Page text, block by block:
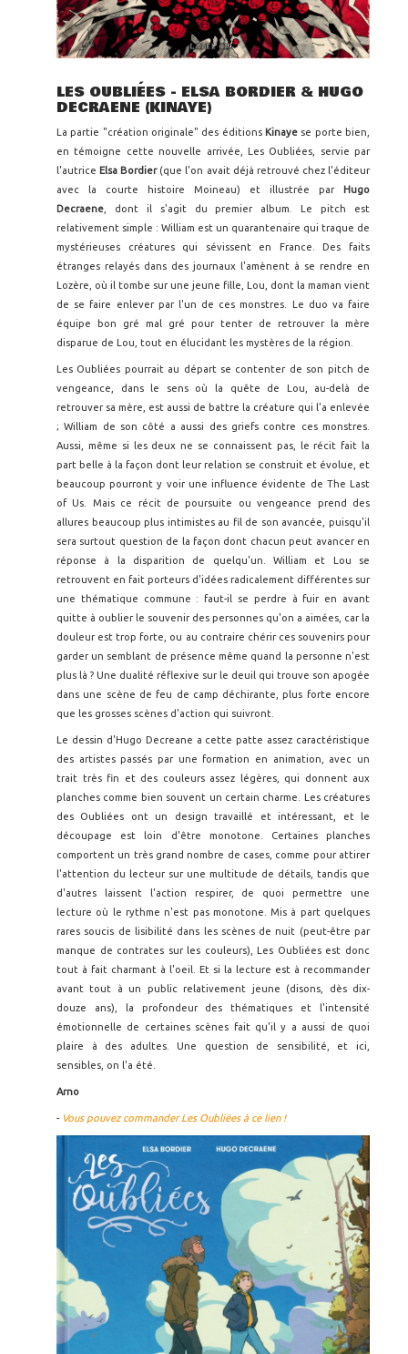
LES OUBLIÉES - ELSA BORDIER & HUGO
DECRAENE (KINAYE)
La partie "création originale" des éditions Kinaye se porte bien,
en témoigne cette nouvelle arrivée, Les Oubliées, servie par
l'autrice Elsa Bordier (que l'on avait déjà retrouvé chez l'éditeur
avec la courte histoire Moineau) et illustrée par
Hugo
Decraene , dont il s'agit du premier album. Le pitch est
relativement simple : William est un quarantenaire qui traque de
mystérieuses créatures qui sévissent en France. Des faits
étranges relayés dans des journaux l'amènent à se rendre en
Lozère, où il tombe sur une jeune fille, Lou, dont la maman vient
de se faire enlever par l'un de ces monstres. Le duo va faire
équipe bon gré mal gré pour tenter de retrouver la mère
disparue de Lou, tout en élucidant les mystères de la région.
Les Oubliées pourrait au départ se contenter de son pitch de
vengeance, dans le sens où la quête de Lou, au-delà de
retrouver sa mère, est aussi de battre la créature qui l'a enlevée
; William de son côté a aussi des griefs contre ces monstres.
Aussi, même si les deux ne se connaissent pas, le récit fait la
part belle à la façon dont leur relation se construit et évolue, et
beaucoup pourront y voir une influence évidente de The Last
of Us. Mais ce récit de poursuite ou vengeance prend des
allures beaucoup plus intimistes au fil de son avancée, puisqu'il
sera surtout question de la façon dont chacun peut avancer en
réponse à la disparition de quelqu'un. William et Lou se
retrouvent en fait porteurs d'idées radicalement différentes sur
une thématique commune : faut-il se perdre à fuir en avant
quitte à oublier le souvenir des personnes qu'on a aimées, car la
douleur est trop forte, ou au contraire chérir ces souvenirs pour
garder un semblant de présence même quand la personne n'est
plus là ? Une dualité réflexive sur le deuil qui trouve son apogée
dans une scène de feu de camp déchirante, plus forte encore
que les grosses scènes d'action qui suivront.
Le dessin d'Hugo Decreane a cette patte assez caractéristique
des artistes passés par une formation en animation, avec un
trait très fin et des couleurs assez légères, qui donnent aux
planches comme bien souvent un certain charme. Les créatures
des Oubliées ont un design travaillé et intéressant, et le
découpage est loin d'être monotone. Certaines planches
comportent un très grand nombre de cases, comme pour attirer
l'attention du lecteur sur une multitude de détails, tandis que
d'autres laissent l'action respirer, de quoi permettre une
lecture où le rythme n'est pas monotone. Mis à part quelques
rares soucis de lisibilité dans les scènes de nuit (peut-être par
manque de contrates sur les couleurs), Les Oubliées est donc
tout à fait charmant à l'oeil. Et si la lecture est à recommander
avant tout à un public relativement jeune (disons, dès dix-
douze ans), la profondeur des thématiques et l'intensité
émotionnelle de certaines scènes fait qu'il y a aussi de quoi
plaire à des adultes. Une question de sensibilité, et ici,
sensibles, on l'a été.
Arno
- Vous pouvez commander Les Oubliées à ce lien !